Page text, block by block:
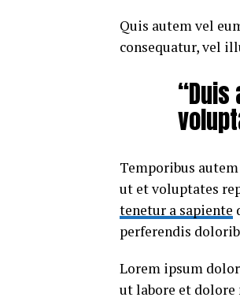
Quis autem vel
consequatur, vel
Temporibus
ut et voluptates
tenetur a sapiente
perferendis
Lorem ipsum
ut labore et dolore